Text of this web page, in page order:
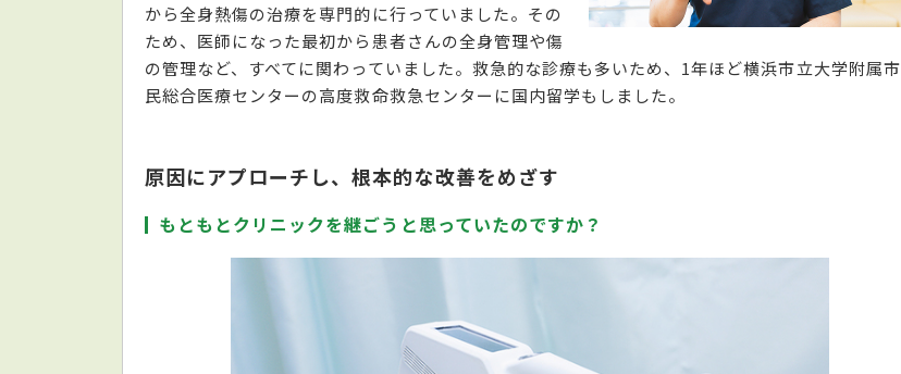
から全身熱傷の治療を専門的に行っていました。その
ため、医師になった最初から患者さんの全身管理や傷
の管理など、すべてに関わっていました。救急的な診療も多いため、1年ほど横浜市立大学附属市
民総合医療センターの高度救命救急センターに国内留学もしました。
原因にアプローチし、根本的な改善をめざす
もともとクリニックを継ごうと思っていたのですか？